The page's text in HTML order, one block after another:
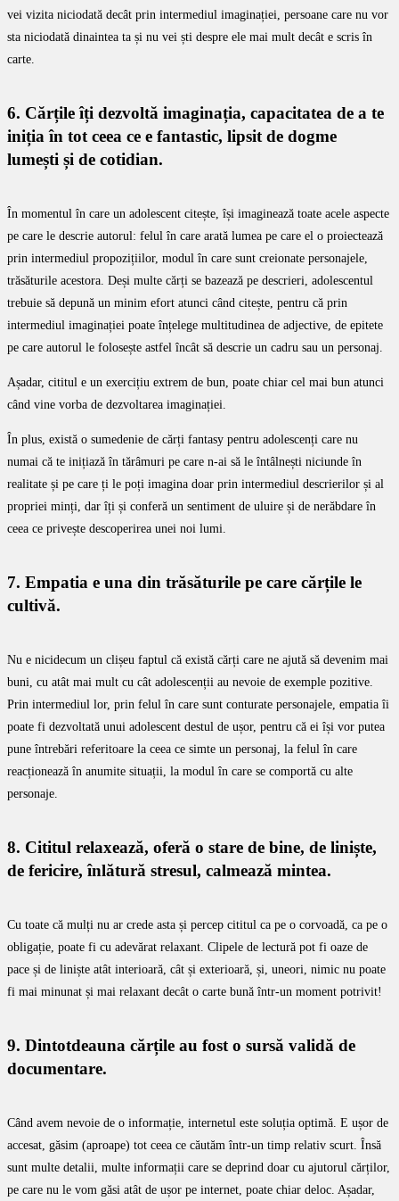
vei vizita niciodată decât prin intermediul imaginației, persoane care nu vor
sta niciodată dinaintea ta și nu vei ști despre ele mai mult decât e scris în
carte.
6. Cărțile îți dezvoltă imaginația, capacitatea de a te
iniția în tot ceea ce e fantastic, lipsit de dogme
lumești și de cotidian.
În momentul în care un adolescent citește, își imaginează toate acele aspecte
pe care le descrie autorul: felul în care arată lumea pe care el o proiectează
prin intermediul propozițiilor, modul în care sunt creionate personajele,
trăsăturile acestora. Deși multe cărți se bazează pe descrieri, adolescentul
trebuie să depună un minim efort atunci când citește, pentru că prin
intermediul imaginației poate înțelege multitudinea de adjective, de epitete
pe care autorul le folosește astfel încât să descrie un cadru sau un personaj.
Așadar, cititul e un exercițiu extrem de bun, poate chiar cel mai bun atunci
când vine vorba de dezvoltarea imaginației.
În plus, există o sumedenie de cărți fantasy pentru adolescenți care nu
numai că te inițiază în tărâmuri pe care n-ai să le întâlnești niciunde în
realitate și pe care ți le poți imagina doar prin intermediul descrierilor și al
propriei minți, dar îți și conferă un sentiment de uluire și de nerăbdare în
ceea ce privește descoperirea unei noi lumi.
7. Empatia e una din trăsăturile pe care cărțile le
cultivă.
Nu e nicidecum un clișeu faptul că există cărți care ne ajută să devenim mai
buni, cu atât mai mult cu cât adolescenții au nevoie de exemple pozitive.
Prin intermediul lor, prin felul în care sunt conturate personajele, empatia îi
poate fi dezvoltată unui adolescent destul de ușor, pentru că ei își vor putea
pune întrebări referitoare la ceea ce simte un personaj, la felul în care
reacționează în anumite situații, la modul în care se comportă cu alte
personaje.
8. Cititul relaxează, oferă o stare de bine, de liniște,
de fericire, înlătură stresul, calmează mintea.
Cu toate că mulți nu ar crede asta și percep cititul ca pe o corvoadă, ca pe o
obligație, poate fi cu adevărat relaxant. Clipele de lectură pot fi oaze de
pace și de liniște atât interioară, cât și exterioară, și, uneori, nimic nu poate
fi mai minunat și mai relaxant decât o carte bună într-un moment potrivit!
9. Dintotdeauna cărțile au fost o sursă validă de
documentare.
Când avem nevoie de o informație, internetul este soluția optimă. E ușor de
accesat, găsim (aproape) tot ceea ce căutăm într-un timp relativ scurt. Însă
sunt multe detalii, multe informații care se deprind doar cu ajutorul cărților,
pe care nu le vom găsi atât de ușor pe internet, poate chiar deloc. Așadar,